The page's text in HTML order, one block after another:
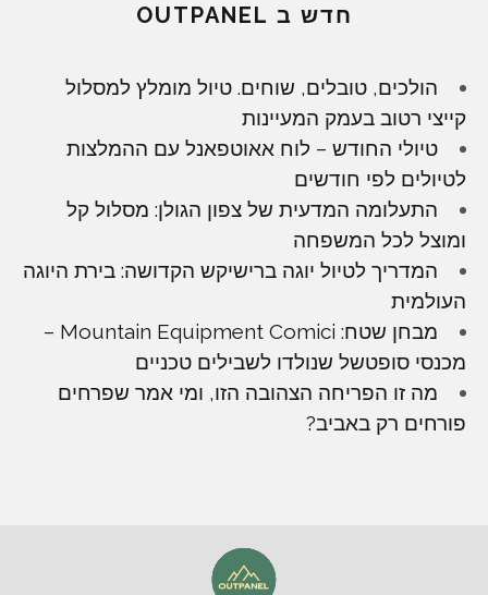
חדש ב OUTPANEL
הולכים, טובלים, שוחים. טיול מומלץ למסלול
קייצי רטוב בעמק המעיינות
טיולי החודש – לוח אאוטפאנל עם ההמלצות
לטיולים לפי חודשים
התעלומה המדעית של צפון הגולן: מסלול קל
ומוצל לכל המשפחה
המדריך לטיול יוגה ברישיקש הקדושה: בירת היוגה
העולמית
מבחן שטח: Mountain Equipment Comici –
מכנסי סופטשל שנולדו לשבילים טכניים
מה זו הפריחה הצהובה הזו, ומי אמר שפרחים
פורחים רק באביב?